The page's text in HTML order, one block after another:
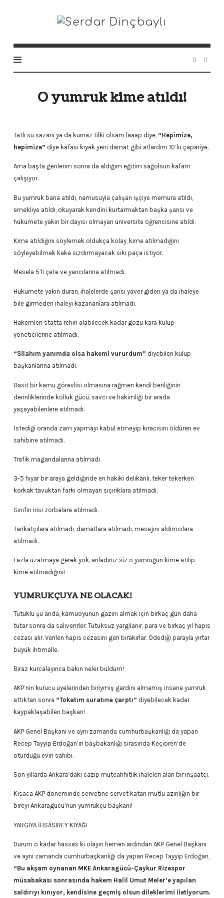
Serdar
O yumruk kime atıldı!
Tatlı su sazanı ya da kurnaz tilki olsam laaap diye, “Hepimize,
hepimize” diye kafası kıyak yeni damat gibi atlardım 10’lu çapariye.
Ama başta genlerim sonra da aldığım eğitim sağolsun kafam
çalışıyor.
Bu yumruk bana atıldı, namusuyla çalışan işçiye memura atıldı,
emekliye atıldı, okuyarak kendini kurtarmaktan başka şansı ve
hükümete yakın bir dayısı olmayan üniversite öğrencisine atıldı.
Kime atıldığını söylemek oldukça kolay, kime atılmadığını
söyleyebilmek kaka sızdırmayacak sıkı paça istiyor.
Mesela 5’li çete ve yancılarına atılmadı.
Hükümete yakın duran, ihalelerde şansı yaver giden ya da ihaleye
bile girmeden ihaleyi kazananlara atılmadı.
Hakemleri statta rehin alabilecek kadar gözü kara kulüp
yöneticilerine atılmadı.
“Silahım yanımda olsa hakemi vururdum” diyebilen kulüp
başkanlarına atılmadı.
Basit bir kamu görevlisi olmasına rağmen kendi benliğinin
derinliklerinde kolluk gücü, savcı ve hakimliği bir arada
yaşayabilenlere atılmadı.
İstediği oranda zam yapmayı kabul etmeyip kiracısını öldüren ev
sahibine atılmadı.
Trafik magandalarına atılmadı.
3-5 hıyar bir araya geldiğinde en hakiki delikanlı, teker tekerken
korkak tavuktan farkı olmayan sıçırıklara atılmadı.
Sınıfın irisi zorbalara atılmadı.
Tarikatçılara atılmadı, damatlara atılmadı, mesajını aldımcılara
atılmadı.
Fazla uzatmaya gerek yok, anladınız siz o yumruğun kime atılıp
kime atılmadığını!
YUMRUKÇUYA NE OLACAK!
Tutuklu şu anda, kamuoyunun gazını almak için birkaç gün daha
tutar sonra da salıverirler. Tutuksuz yargılanır, para ve birkaç yıl hapis
cezası alır. Verilen hapis cezasını geri bırakırlar. Ödediği parayla yırtar
büyük ihtimalle.
Biraz kurcalayınca bakın neler buldum!
AKP’nin kurucu üyelerinden biriymiş gardını almamış insana yumruk
attıktan sonra “Tokatım suratına çarptı” diyebilecek kadar
kaypaklaşabilen başkan!
AKP Genel Başkanı ve aynı zamanda cumhurbaşkanlığı da yapan
Recep Tayyip Erdoğan’ın başbakanlığı sırasında Keçiören’de
oturduğu evin sahibi.
Son yıllarda Ankara’daki cazip müteahhitlik ihaleleri alan bir inşaatçı.
Kısaca AKP döneminde servetine servet katan mutlu azınlığın bir
bireyi Ankaragücü’nün yumrukçu başkanı!
YARGIYA İHSASIREY KIYAĞI
Durum o kadar hassas ki olayın hemen ardından AKP Genel Başkanı
ve aynı zamanda cumhurbaşkanlığı da yapan Recep Tayyip Erdoğan,
“Bu akşam oynanan MKE Ankaragücü-Çaykur Rizespor
müsabakası sonrasında hakem Halil Umut Meler’e yapılan
saldırıyı kınıyor, kendisine geçmiş olsun dileklerimi iletiyorum.